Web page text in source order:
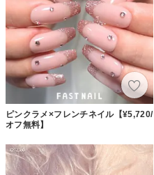
ピンクラメ×フレンチネイル【¥5,720/
オフ無料】